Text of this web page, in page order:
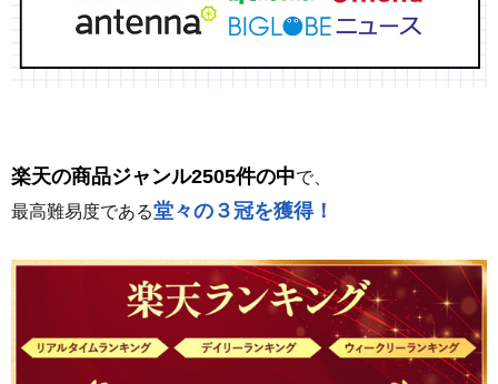
楽天の商品ジャンル2505件の中で、
最高難易度である堂々の３冠を獲得！